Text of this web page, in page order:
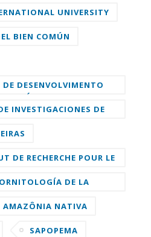
UNIVERSITY
BIEN COMÚN
DESENVOLVIMENTO
INVESTIGACIONES DE
DE RECHERCHE POUR LE
DE LA
AMAZÔNIA NATIVA
SAPOPEMA